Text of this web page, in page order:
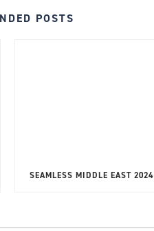
POSTS
SEAMLESS MIDDLE EAST 2024